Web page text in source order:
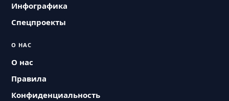
Инфографика
Спецпроекты
О НАС
О нас
Правила
Конфиденциальность